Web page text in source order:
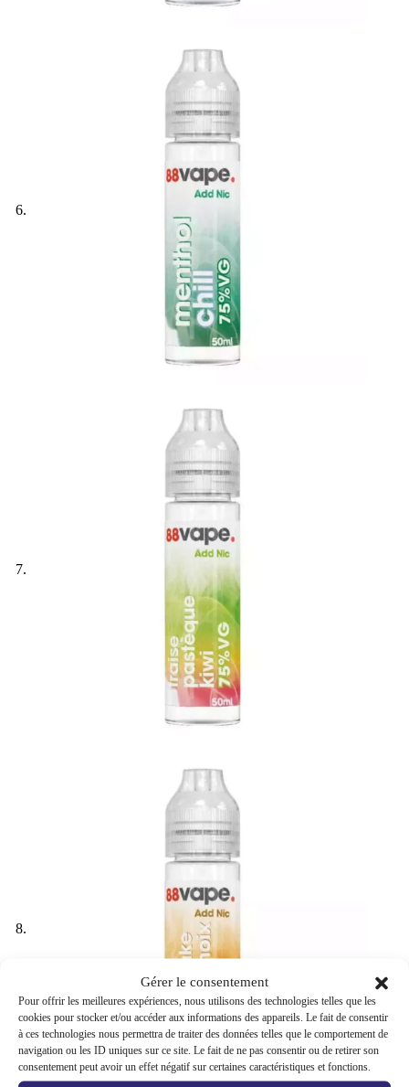
Gérer le consentement
Pour offrir les meilleures expériences, nous utilisons des technologies telles que les
cookies pour stocker et/ou accéder aux informations des appareils. Le fait de consentir
à ces technologies nous permettra de traiter des données telles que le comportement de
navigation ou les ID uniques sur ce site. Le fait de ne pas consentir ou de retirer son
consentement peut avoir un effet négatif sur certaines caractéristiques et fonctions.